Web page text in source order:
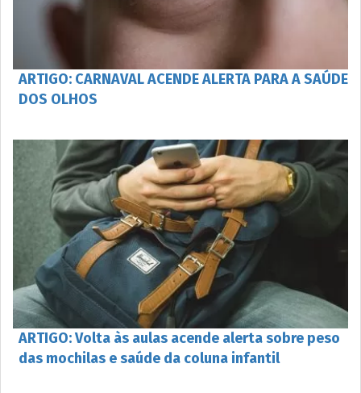
ARTIGO: CARNAVAL ACENDE ALERTA PARA A SAÚDE
DOS OLHOS
ARTIGO: Volta às aulas acende alerta sobre peso
das mochilas e saúde da coluna infantil